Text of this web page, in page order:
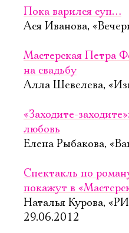
Пока варился суп…
Ася Иванова,
Мастерская Петра
на свадьбу
Алла Шевелева,
«Заходите-
любовь
Елена Рыбакова,
Спектакль по
покажут в
Наталья Курова,
29.06.2012